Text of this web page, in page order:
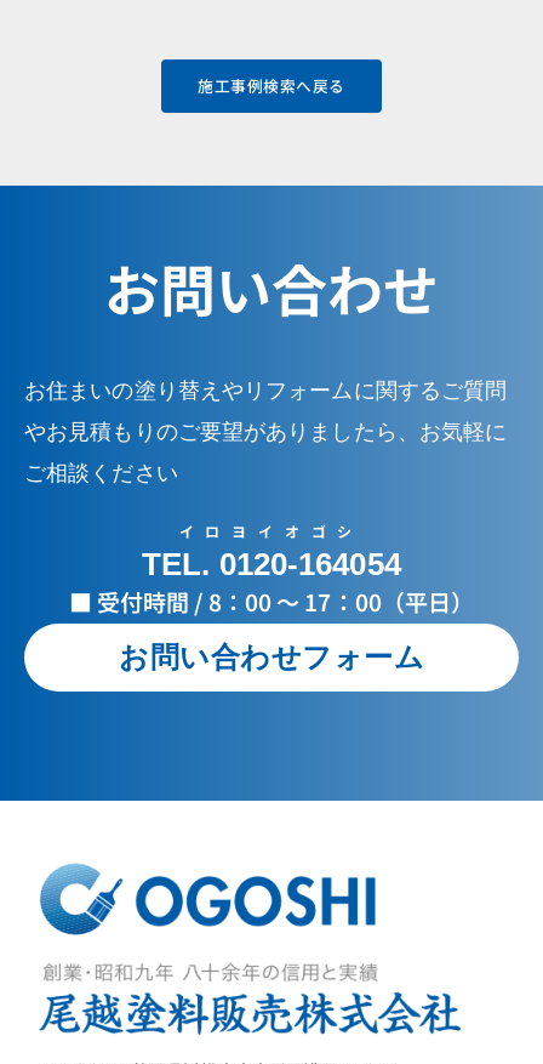
施工事例検索へ戻る
お問い合わせ
お住まいの塗り替えやリフォームに関するご質問
やお見積もりのご要望がありましたら、お気軽に
ご相談ください
イロヨイオゴシ
TEL. 0120-164054
■ 受付時間 / 8：00 ～ 17：00（平日）
お問い合わせフォーム